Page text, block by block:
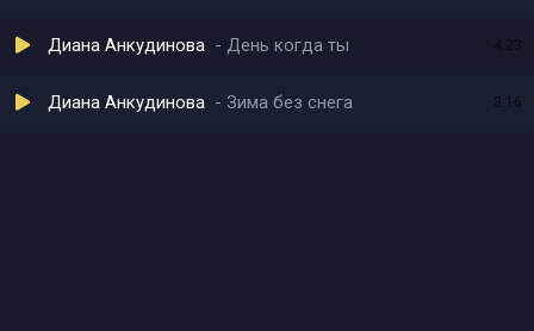
Диана Анкудинова День когда ты
Диана Анкудинова Зима без снега 3:16